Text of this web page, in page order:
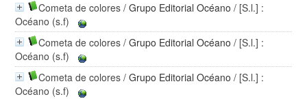
Cometa de colores /Grupo Editorial Océano / [S.l.] :
Océano (s.f)
Cometa de colores /Grupo Editorial Océano / [S.l.] :
Océano (s.f)
Cometa de colores /Grupo Editorial Océano / [S.l.] :
Océano (s.f)